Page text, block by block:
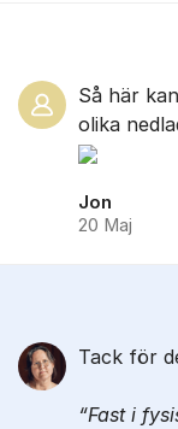
Så här
olika
Jon
20 Maj
Tack för
Fast i